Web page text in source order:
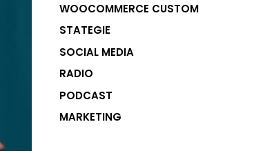
WOOCOMMERCE CUSTOM
STATEGIE
SOCIAL MEDIA
RADIO
PODCAST
MARKETING